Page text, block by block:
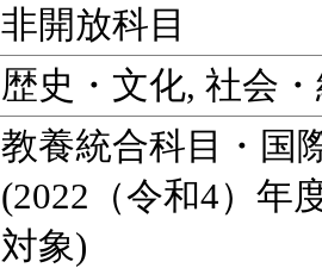
非開放科目
歴史・文化, 社会
教養統合科目・国
(2022（令和4）年
対象)